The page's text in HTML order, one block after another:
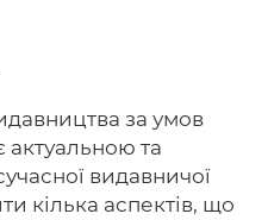
за умов
актуальною та
видавничої
кілька аспектів, що